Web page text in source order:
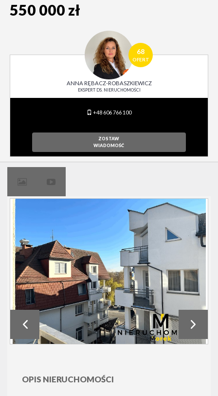
550 000 zł
68
OFERT
ANNA RĘBACZ-ROBASZKIEWICZ
EKSPERT DS. NIERUCHOMOŚCI
+48 606 766 100
ZOSTAW
WIADOMOŚĆ
OPIS NIERUCHOMOŚCI